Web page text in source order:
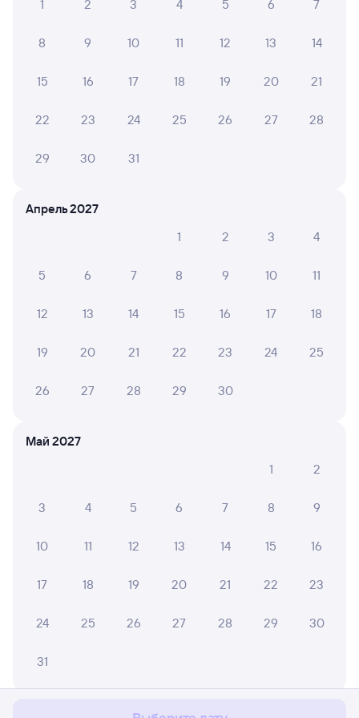
Мы используем cookies для более удобной работы
с сайтом.
1
2 3 4 5 6 7
8 9 10 11 12 13 14
15 16 17 18 19 20 21
22 23 24 25 26 27 28
29 30 31
Апрель 2027
1
2 3 4
5 6 7 8 9 10 11
12 13 14 15 16 17 18
19 20 21 22 23 24 25
26 27 28 29 30
Май 2027
1
2
3 4 5 6 7 8 9
10 11 12 13 14 15 16
17 18 19 20 21 22 23
24 25 26 27 28 29 30
31